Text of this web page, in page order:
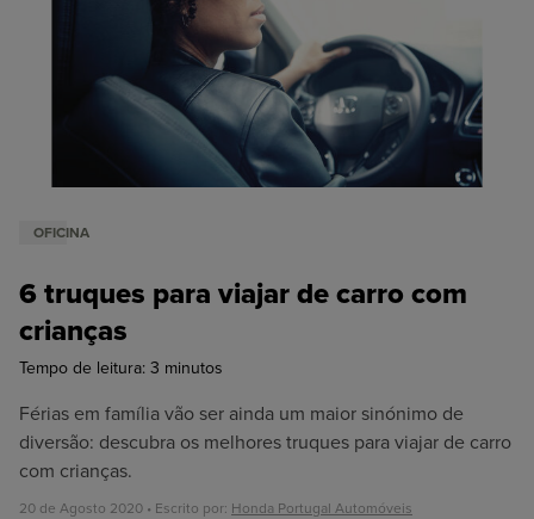
Oficina
Honda N2
OFICINA
6 truques para viajar de carro com
crianças
Tempo de leitura: 3 minutos
Férias em família vão ser ainda um maior sinónimo de
diversão: descubra os melhores truques para viajar de carro
com crianças.
20 de Agosto 2020 • Escrito por: Honda Portugal Automóveis